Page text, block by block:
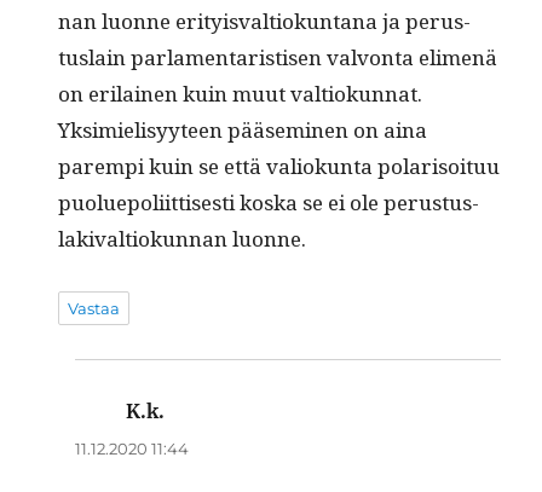
nan luonne eri­ty­is­val­tiokun­tana ja perus­
tus­lain par­la­men­taris­tisen valvon­ta eli­menä
on eri­lainen kuin muut val­tiokun­nat.
Yksimielisyy­teen pääsem­i­nen on aina
parem­pi kuin se että valiokun­ta polar­isoituu
puolue­poli­it­tis­es­ti kos­ka se ei ole perus­tus­
laki­val­tiokun­nan luonne.
Vastaa
K.k.
11.12.2020 11:44